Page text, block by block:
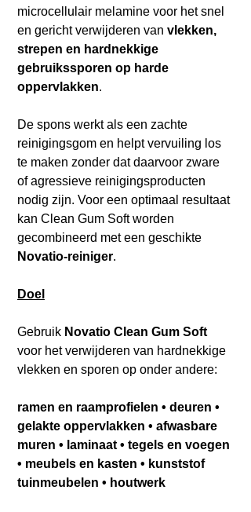
microcellulair melamine voor het snel
en gericht verwijderen van vlekken,
strepen en hardnekkige
gebruikssporen op harde
oppervlakken.
De spons werkt als een zachte
reinigingsgom en helpt vervuiling los
te maken zonder dat daarvoor zware
of agressieve reinigingsproducten
nodig zijn. Voor een optimaal resultaat
kan Clean Gum Soft worden
gecombineerd met een geschikte
Novatio-reiniger.
Doel
Gebruik Novatio Clean Gum Soft
voor het verwijderen van hardnekkige
vlekken en sporen op onder andere:
ramen en raamprofielen • deuren •
gelakte oppervlakken • afwasbare
muren • laminaat • tegels en voegen
• meubels en kasten • kunststof
tuinmeubelen • houtwerk